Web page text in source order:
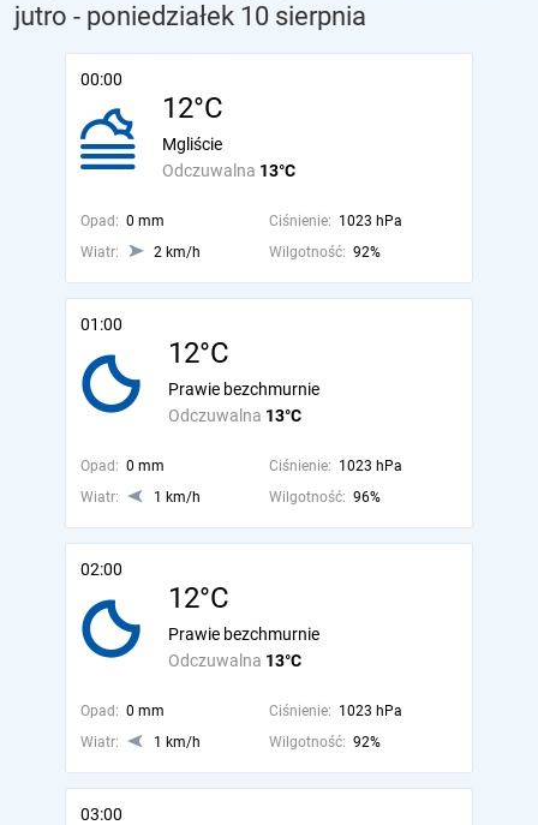
jutro - poniedziałek 10 sierpnia
00:00
12°C
Odczuwalna 13°C
Mgliście
Opad: 0 mm Ciśnienie: 1023 hPa
Wiatr:
2 km/h Wilgotność: 92%
01:00
12°C
Odczuwalna 13°C
Prawie bezchmurnie
Opad: 0 mm Ciśnienie: 1023 hPa
Wiatr:
1 km/h Wilgotność: 96%
02:00
12°C
Odczuwalna 13°C
Prawie bezchmurnie
Opad: 0 mm Ciśnienie: 1023 hPa
Wiatr:
1 km/h Wilgotność: 92%
03:00